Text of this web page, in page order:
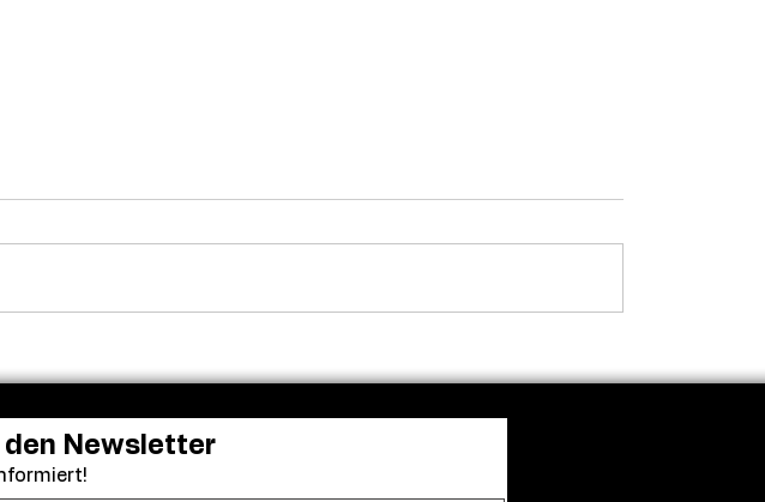
in a Cornfield 2“ erhält
Einreichungen: Oscar-
Newsletter